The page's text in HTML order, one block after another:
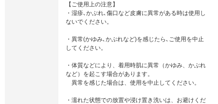
【ご使用上の注意】
・湿疹､かぶれ､傷口など皮膚に異常がある時は使用し
ないでください。
・異常(かゆみ､かぶれなど)を感じたら､ご使用を中止
してください。
・体質などにより、着用時肌に異常（かゆみ、かぶれ
など）を起こす場合があります。
異常を感じた場合は、使用を中止してください。
・濡れた状態での放置や浸け置き洗いは、お避けくだ